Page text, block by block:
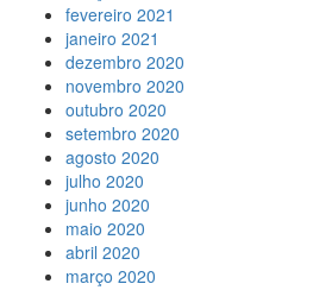
fevereiro 2021
janeiro 2021
dezembro 2020
novembro 2020
outubro 2020
setembro 2020
agosto 2020
julho 2020
junho 2020
maio 2020
abril 2020
março 2020